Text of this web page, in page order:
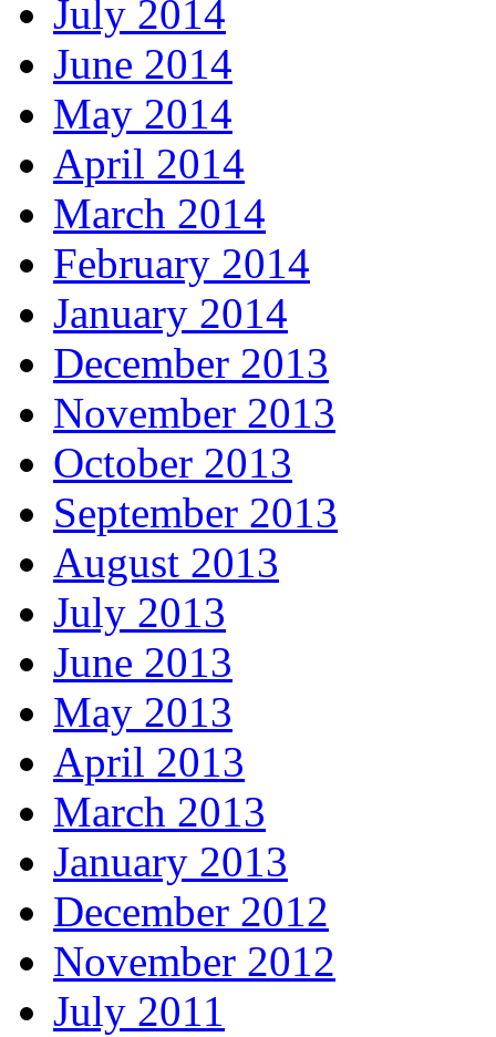
July 2014
June 2014
May 2014
April 2014
March 2014
February 2014
January 2014
December 2013
November 2013
October 2013
September 2013
August 2013
July 2013
June 2013
May 2013
April 2013
March 2013
January 2013
December 2012
November 2012
July 2011